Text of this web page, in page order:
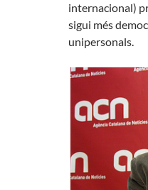
internacional)
sigui més
unipersonals.